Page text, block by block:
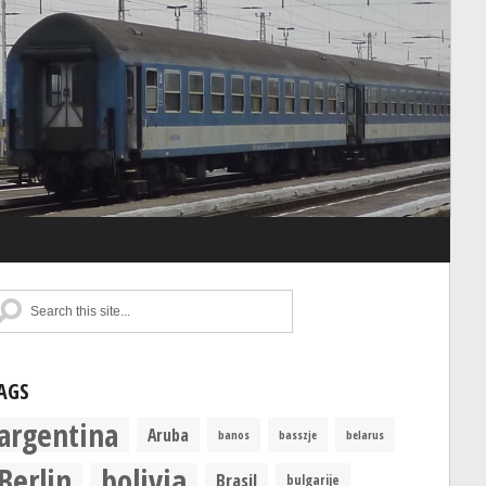
Aruba banos basszje belarus
Brasil bulgarije